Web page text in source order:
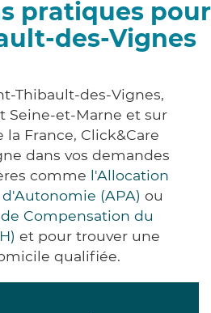
pratiques pour
des-Vignes
Thibault-des-Vignes,
Seine-et-Marne et sur
France, Click&Care
dans vos demandes
comme l'Allocation
(APA) ou
Compensation du
et pour trouver une
qualifiée.